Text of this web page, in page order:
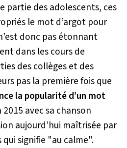
partie des adolescents, ces
le mot d’argot pour
donc pas étonnant
dans les cours de
des collèges et des
pas la première fois que
la popularité d’un mot
2015 avec sa chanson
aujourd’hui maîtrisée par
signifie "au calme".